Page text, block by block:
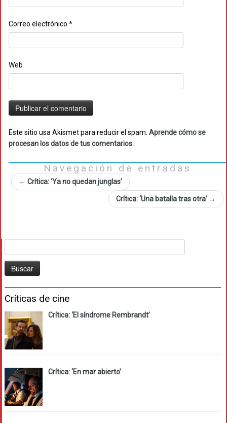
Correo electrónico *
Web
Este sitio usa Akismet para reducir el spam. Aprende cómo se
procesan los datos de tus comentarios.
Navegación de entradas
← Crítica: ‘Ya no quedan junglas’
Crítica: ‘Una batalla tras otra’ →
Críticas de cine
Crítica: ‘El síndrome Rembrandt’
Crítica: ‘En mar abierto’